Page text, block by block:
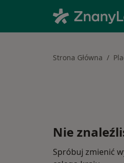
Strona Główna
Nie
Spróbuj zmienić